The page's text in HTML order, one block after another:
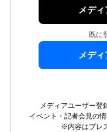
メデ
既に
メデ
メディアユーザー登
イベント・記者会見の
※内容はプレ